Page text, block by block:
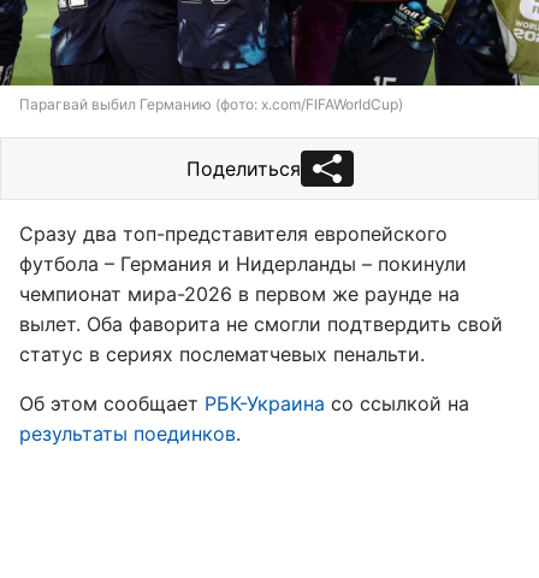
Парагвай выбил Германию (фото: x.com/FIFAWorldCup)
Поделиться
Сразу два топ-представителя европейского
футбола – Германия и Нидерланды – покинули
чемпионат мира-2026 в первом же раунде на
вылет. Оба фаворита не смогли подтвердить свой
статус в сериях послематчевых пенальти.
Об этом сообщает РБК-Украина со ссылкой на
результаты поединков.